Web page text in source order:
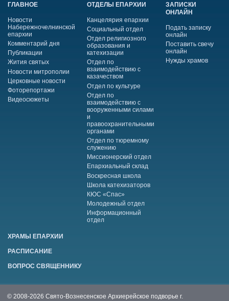
ГЛАВНОЕ
Новости
Набережночелнинской
епархии
Комментарий дня
Публикации
Жития святых
Новости митрополии
Церковные новости
Фоторепортажи
Видеосюжеты
ОТДЕЛЫ ЕПАРХИИ
Канцелярия епархии
Социальный отдел
Отдел религиозного
образования и
катехизации
Отдел по
взаимодействию с
казачеством
Отдел по культуре
Отдел по
взаимодействию с
вооруженными силами
и
правоохранительными
органами
Отдел по тюремному
служению
Миссионерский отдел
Епархиальный склад
Воскресная школа
Школа катехизаторов
КЮС «Спас»
Молодежный отдел
Информационный
отдел
ЗАПИСКИ
ОНЛАЙН
Подать записку
онлайн
Поставить свечу
онлайн
Нужды храмов
ХРАМЫ ЕПАРХИИ
РАСПИСАНИЕ
ВОПРОС СВЯЩЕННИКУ
© 2008-2026 Свято-Вознесенское Архиерейское подворье г.